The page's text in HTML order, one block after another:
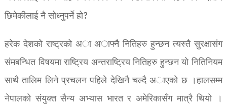
छिमेकीलाई नै सोध्नुपर्ने हो?
हरेक देशको राष्ट्रको अा अाफ्नै नितिहरु हुन्छन त्यस्तै सुरक्षासंग
संमबन्धित विषयमा राष्ट्रिय अन्तराष्ट्रिय नितिहरु हुन्छन यो नितिनियम
साथै तालिम लिने प्रचलन पहिले देखिनै चल्दै अाएको छ ।हालसम्म
नेपालको संयुक्त सैन्य अभ्यास भारत र अमेरिकासँग मात्रै थियो ।